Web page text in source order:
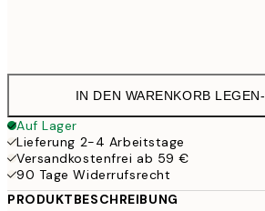
IN DEN WARENKORB LEGEN-
Auf Lager
Lieferung 2-4 Arbeitstage
Versandkostenfrei ab 59 €
90 Tage Widerrufsrecht
PRODUKTBESCHREIBUNG